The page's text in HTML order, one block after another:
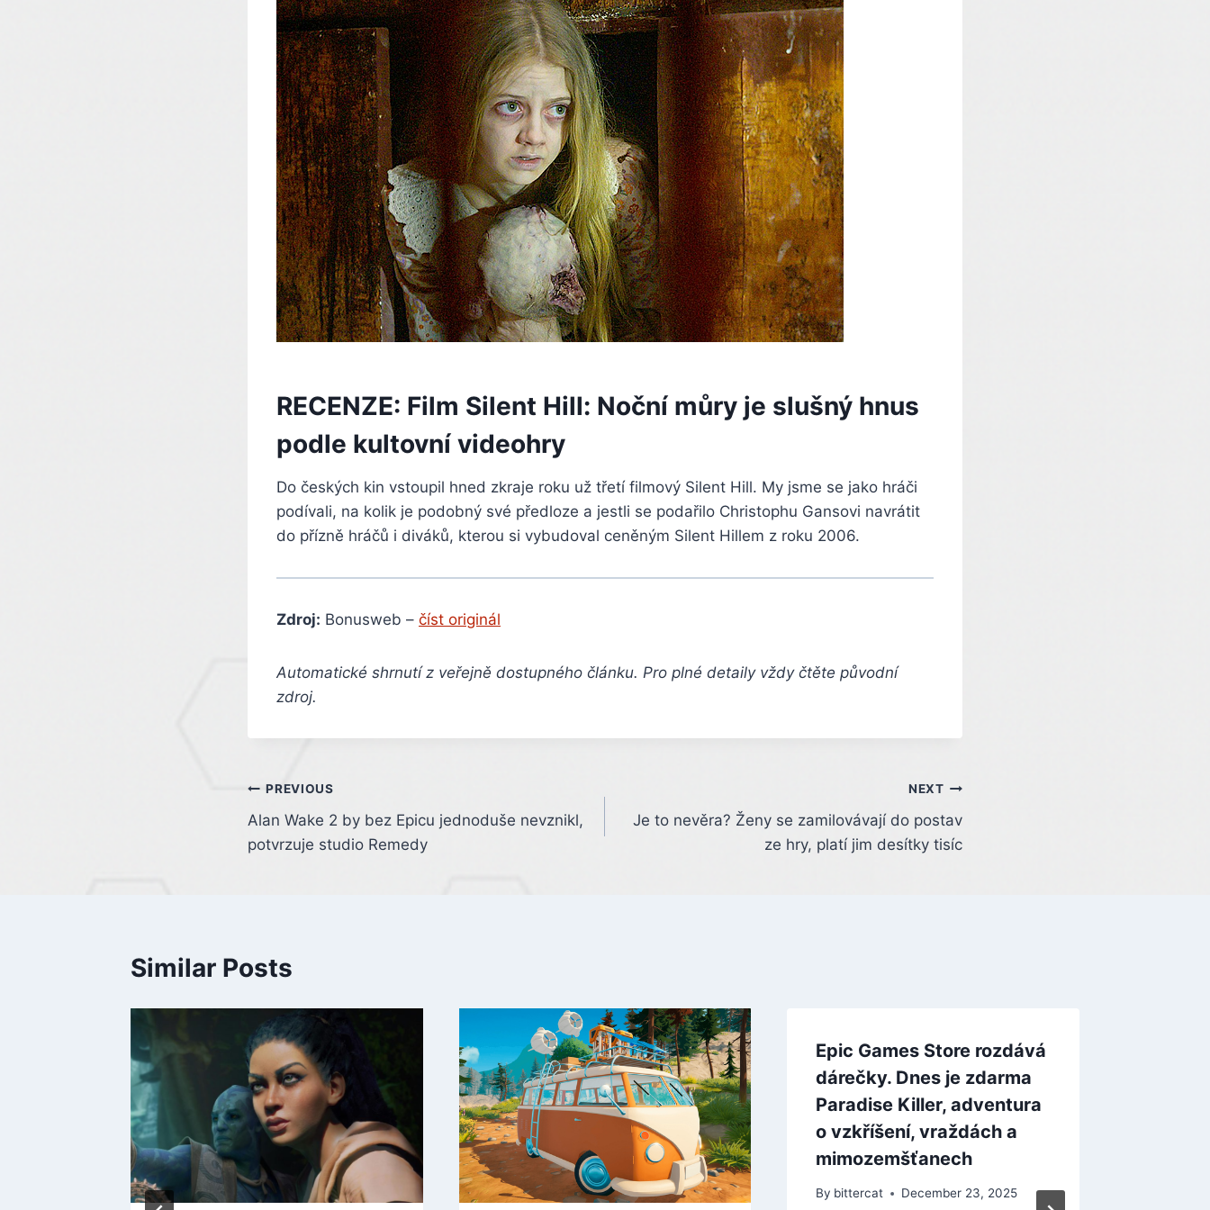
RECENZE: Film Silent Hill: Noční můry je slušný hnus
podle kultovní videohry
Do českých kin vstoupil hned zkraje roku už třetí filmový Silent Hill. My jsme se jako hráči
podívali, na kolik je podobný své předloze a jestli se podařilo Christophu Gansovi navrátit
do přízně hráčů i diváků, kterou si vybudoval ceněným Silent Hillem z roku 2006.
Zdroj: Bonusweb – číst originál
Automatické shrnutí z veřejně dostupného článku. Pro plné detaily vždy čtěte původní
zdroj.
Post
navigation
PREVIOUS
Alan Wake 2 by bez Epicu jednoduše nevznikl,
potvrzuje studio Remedy
NEXT
Je to nevěra? Ženy se zamilovávají do postav
ze hry, platí jim desítky tisíc
Similar Posts
Epic Games Store rozdává
dárečky. Dnes je zdarma
Paradise Killer, adventura
o vzkříšení, vraždách a
mimozemšťanech
By bittercat December 23, 2025